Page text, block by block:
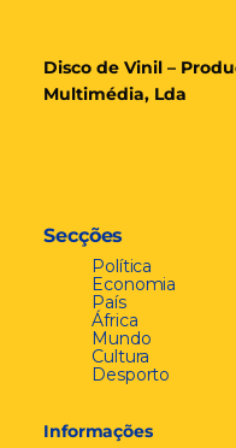
Disco de Vinil –
Multimédia, Lda
Secções
Política
Economia
País
África
Mundo
Cultura
Desporto
Informações